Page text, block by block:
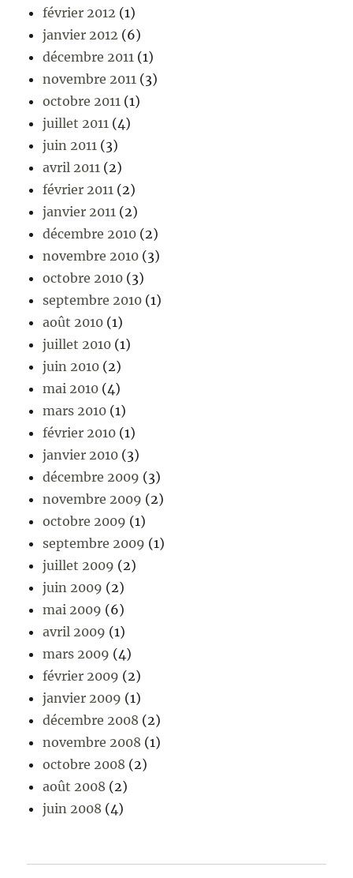
février 2012 (1)
janvier 2012 (6)
décembre 2011 (1)
novembre 2011 (3)
octobre 2011 (1)
juillet 2011 (4)
juin 2011 (3)
avril 2011 (2)
février 2011 (2)
janvier 2011 (2)
décembre 2010 (2)
novembre 2010 (3)
octobre 2010 (3)
septembre 2010 (1)
août 2010 (1)
juillet 2010 (1)
juin 2010 (2)
mai 2010 (4)
mars 2010 (1)
février 2010 (1)
janvier 2010 (3)
décembre 2009 (3)
novembre 2009 (2)
octobre 2009 (1)
septembre 2009 (1)
juillet 2009 (2)
juin 2009 (2)
mai 2009 (6)
avril 2009 (1)
mars 2009 (4)
février 2009 (2)
janvier 2009 (1)
décembre 2008 (2)
novembre 2008 (1)
octobre 2008 (2)
août 2008 (2)
juin 2008 (4)